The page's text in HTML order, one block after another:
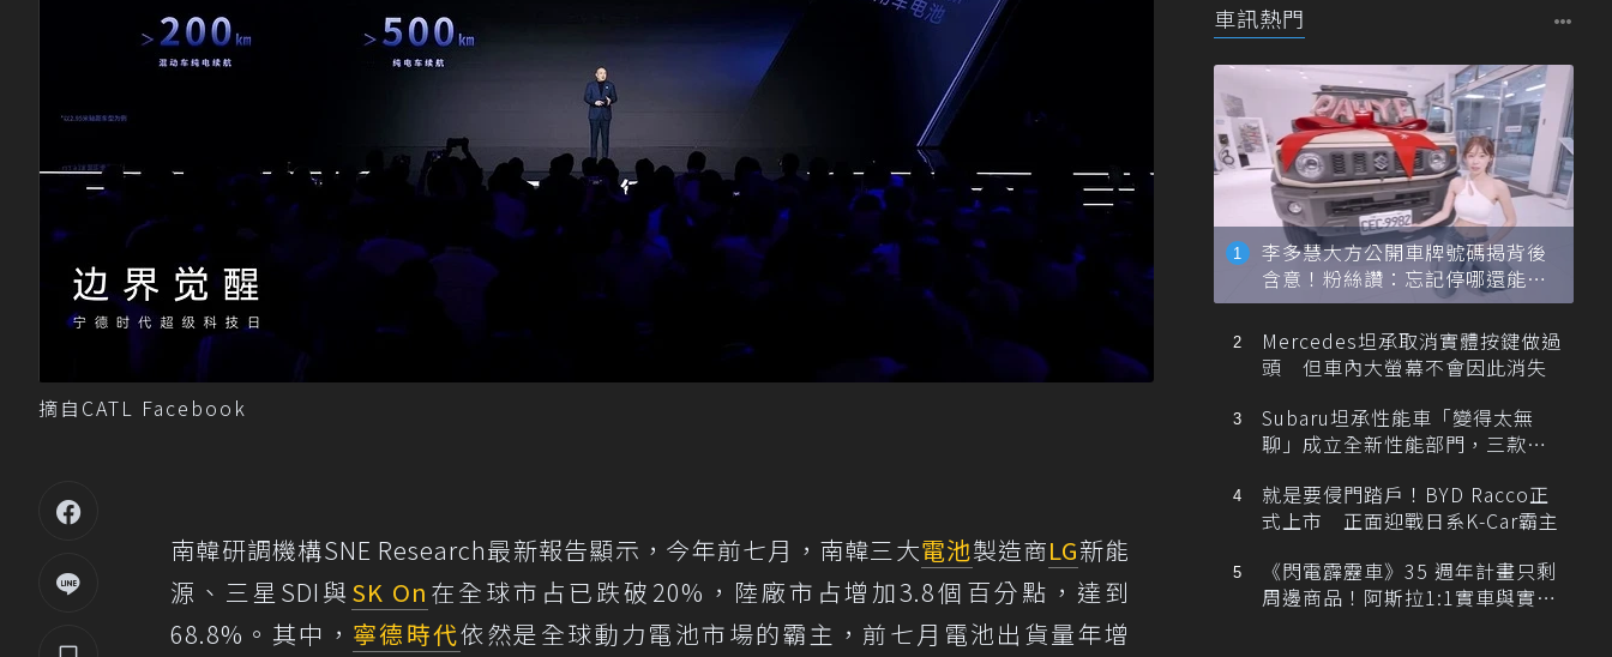
摘自CATL Facebook
南韓研調機構SNE Research最新報告顯示，今年前七月，南韓三大電池製造商LG新能
源、三星SDI與 SK On 在全球市占已跌破20%，陸廠市占增加3.8個百分點，達到
68.8%。其中， 寧德時代依然是全球動力電池市場的霸主，前七月電池出貨量年增
車訊熱門
李多慧大方公開車牌號碼揭背後
含意！粉絲讚：忘記停哪還能幫
忙找車
Mercedes坦承取消實體按鍵做過
頭 但車內大螢幕不會因此消失
Subaru坦承性能車「變得太無
聊」成立全新性能部門，三款手
就是要侵門踏戶！BYD Racco正
式上市 正面迎戰日系K-Car霸主
《閃電霹靂車》35 週年計畫只剩
周邊商品！阿斯拉1:1實車與實體